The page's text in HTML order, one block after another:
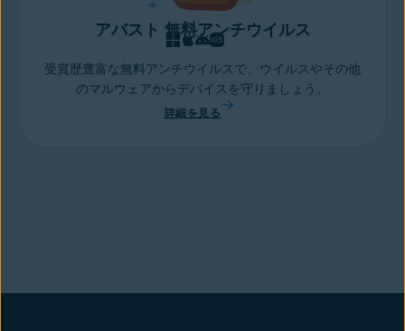
アバスト 無料アンチウイルス
受賞歴豊富な無料アンチウイルスで、ウイルスやその他
のマルウェアからデバイスを守りましょう。
詳細を見る